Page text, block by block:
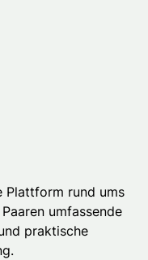
Plattform rund ums
umfassende
praktische